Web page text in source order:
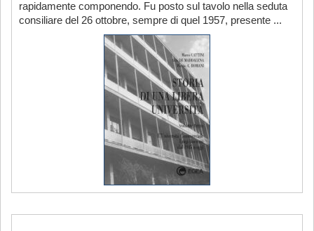
rapidamente componendo. Fu posto sul tavolo nella seduta
consiliare del 26 ottobre, sempre di quel 1957, presente ...